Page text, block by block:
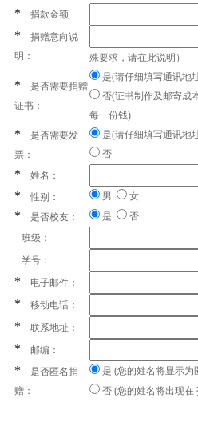
* 捐款金额
*
捐赠意向说
明：
殊要求，请在此说明）
*
是否需要捐赠
证书：
是(请仔细填写通讯地
否(证书制作及邮寄成
每一份钱)
*
是否需要发
票：
是(请仔细填写通讯地
否
* 姓名：
* 性别： 男 女
* 是否校友： 是
否
班级：
学号：
* 电子邮件：
* 移动电话：
* 联系地址：
* 邮编：
*
是否匿名捐
赠：
是 (您的姓名将显示为
否 (您的姓名将出现在